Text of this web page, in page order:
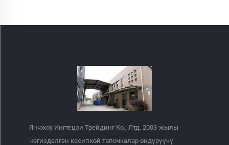
Янчжоу Ингтецзи Трейдинг Ко., Лтд. 2003-жылы
негизделген кесипкөй тапочкалар өндүрүүчү